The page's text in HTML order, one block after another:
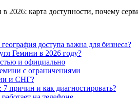
2026: карта доступности, почему
доступа важна для бизнеса?
Гемини в 2026 году?
и официально
с ограничениями
и СНГ?
причин и как диагностировать?